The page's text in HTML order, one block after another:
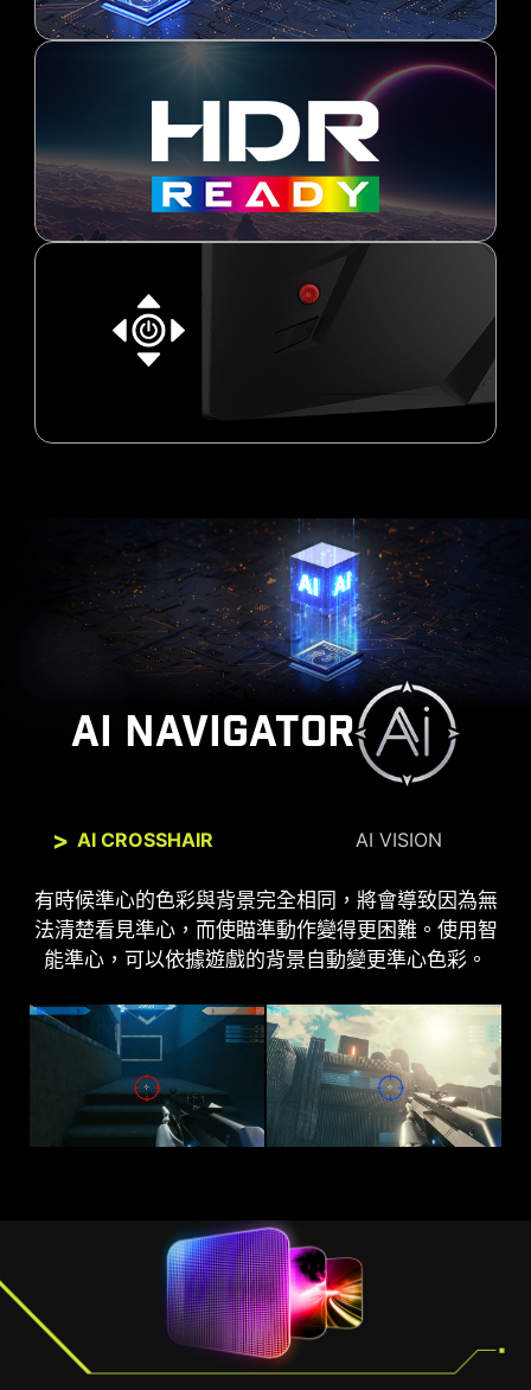
AI NAVIGATOR
AI CROSSHAIR AI VISION
有時候準心的色彩與背景完全相同，將會導致因為無
法清楚看見準心，而使瞄準動作變得更困難。使用智
能準心，可以依據遊戲的背景自動變更準心色彩。
全新的AI Vision技術不僅可以調整黑暗區域的細節，
還 可以增強整體亮度和色彩飽和度。